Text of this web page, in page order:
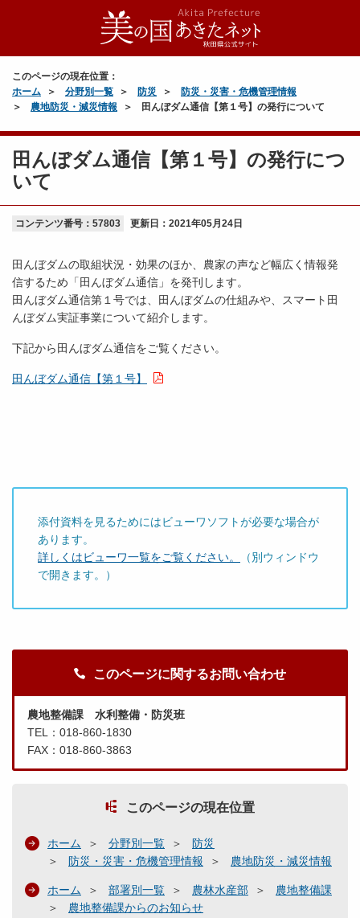
このページの現在位置：
ホーム
分野別一覧 防災
防災・災害・危機管理情報
農地防災・減災情報
田んぼダム通信【第１号】の発行について
田んぼダム通信【第１号】の発行につ
いて
コンテンツ番号：57803 更新日： 2021年05月24日
田んぼダムの取組状況・効果のほか、農家の声など幅広く情報発
信するため「田んぼダム通信」を発刊します。
田んぼダム通信第１号では、田んぼダムの仕組みや、スマート田
んぼダム実証事業について紹介します。
下記から田んぼダム通信をご覧ください。
田んぼダム通信【第１号】
添付資料を見るためにはビューワソフトが必要な場合が
あります。
詳しくはビューワ一覧をご覧ください。
（別ウィンドウ
で開きます。）
このページに関するお問い合わせ
農地整備課 水利整備・防災班
TEL：018-860-1830
FAX：018-860-3863
このページの現在位置
ホーム 分野別一覧
防災
防災・災害・危機管理情報
農地防災・減災情報
ホーム 部署別一覧 農林水産部
農地整備課
農地整備課からのお知らせ